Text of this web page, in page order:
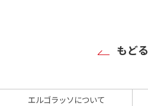
もどる
エルゴラッソについて